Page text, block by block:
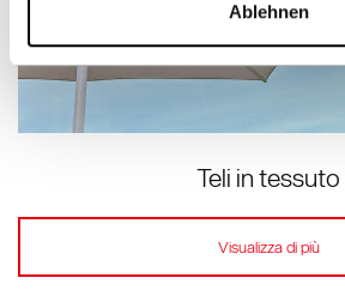
Ablehnen
Visualizza di più
Teli in tessuto